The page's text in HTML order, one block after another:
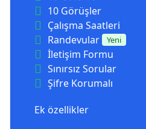
10 Görüşler
Çalışma Saatleri
Randevular
Yeni
İletişim Formu
Sınırsız Sorular
Şifre Korumalı
Ek özellikler